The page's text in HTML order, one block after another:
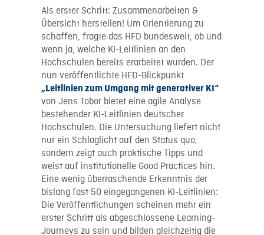
Als erster Schritt: Zusammenarbeiten &
Übersicht herstellen! Um Orientierung zu
schaffen, fragte das HFD bundesweit, ob und
wenn ja, welche KI-Leitlinien an den
Hochschulen bereits erarbeitet wurden. Der
nun veröffentlichte HFD-Blickpunkt
„Leitlinien zum Umgang mit generativer KI“
von Jens Tobor bietet eine agile Analyse
bestehender KI-Leitlinien deutscher
Hochschulen. Die Untersuchung liefert nicht
nur ein Schlaglicht auf den Status quo,
sondern zeigt auch praktische Tipps und
weist auf institutionelle Good Practices hin.
Eine wenig überraschende Erkenntnis der
bislang fast 50 eingegangenen KI-Leitlinien:
Die Veröffentlichungen scheinen mehr ein
erster Schritt als abgeschlossene Learning-
Journeys zu sein und bilden gleichzeitig die